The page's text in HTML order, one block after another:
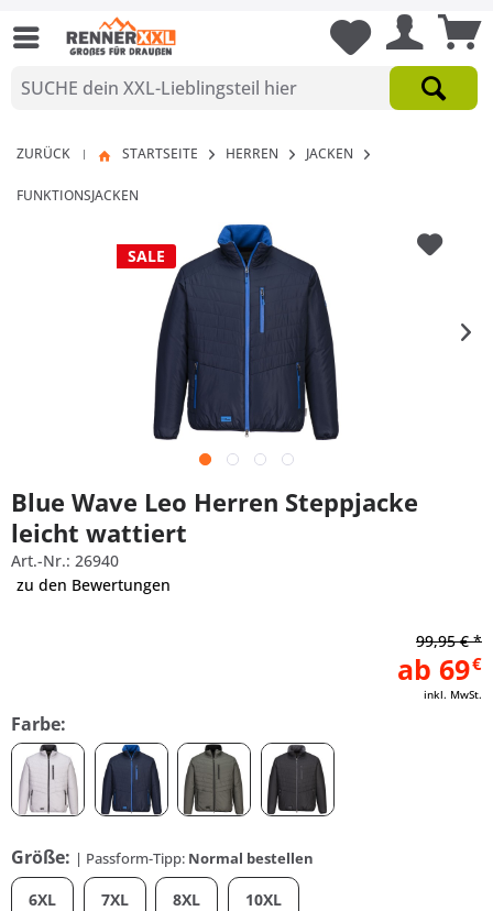
ZURÜCK | STARTSEITE HERREN JACKEN
FUNKTIONSJACKEN
SALE
Blue Wave Leo Herren Steppjacke
leicht wattiert
Art.-Nr.: 26940
zu den Bewertungen
ab 69€
inkl. MwSt.
99,95 € *
Farbe:
Größe: | Passform-Tipp: Normal bestellen
6XL 7XL 8XL 10XL